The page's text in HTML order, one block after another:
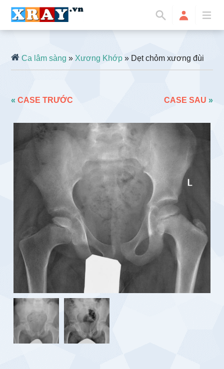
Ca lâm sàng »Xương Khớp » Dẹt chỏm xương đùi
«CASE TRƯỚC CASE SAU »